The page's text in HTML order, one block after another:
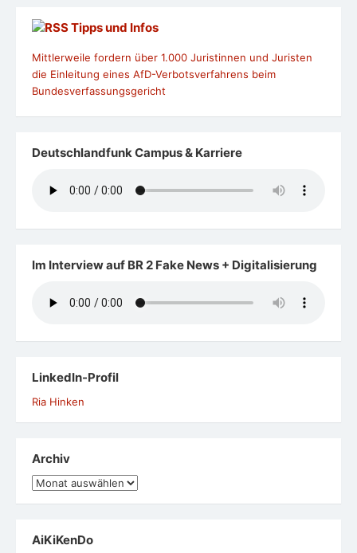
Tipps und Infos
Mittlerweile fordern über 1.000 Juristinnen und Juristen
die Einleitung eines AfD-Verbotsverfahrens beim
Bundesverfassungsgericht
Deutschlandfunk Campus & Karriere
Im Interview auf BR 2 Fake News + Digitalisierung
LinkedIn-Profil
Ria Hinken
Archiv
Archiv
AiKiKenDo